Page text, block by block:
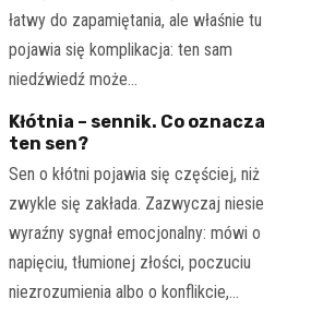
łatwy do zapamiętania, ale właśnie tu
pojawia się komplikacja: ten sam
niedźwiedź może…
Kłótnia – sennik. Co oznacza
ten sen?
Sen o kłótni pojawia się częściej, niż
zwykle się zakłada. Zazwyczaj niesie
wyraźny sygnał emocjonalny: mówi o
napięciu, tłumionej złości, poczuciu
niezrozumienia albo o konflikcie,…